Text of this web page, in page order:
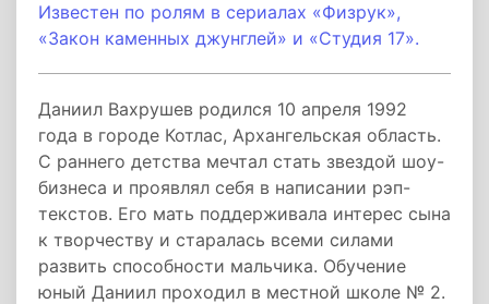
Известен по ролям в сериалах «Физрук»,
«Закон каменных джунглей» и «Студия 17».
Даниил Вахрушев родился 10 апреля 1992
года в городе Котлас, Архангельская область.
С раннего детства мечтал стать звездой шоу-
бизнеса и проявлял себя в написании рэп-
текстов. Его мать поддерживала интерес сына
к творчеству и старалась всеми силами
развить способности мальчика. Обучение
юный Даниил проходил в местной школе № 2.